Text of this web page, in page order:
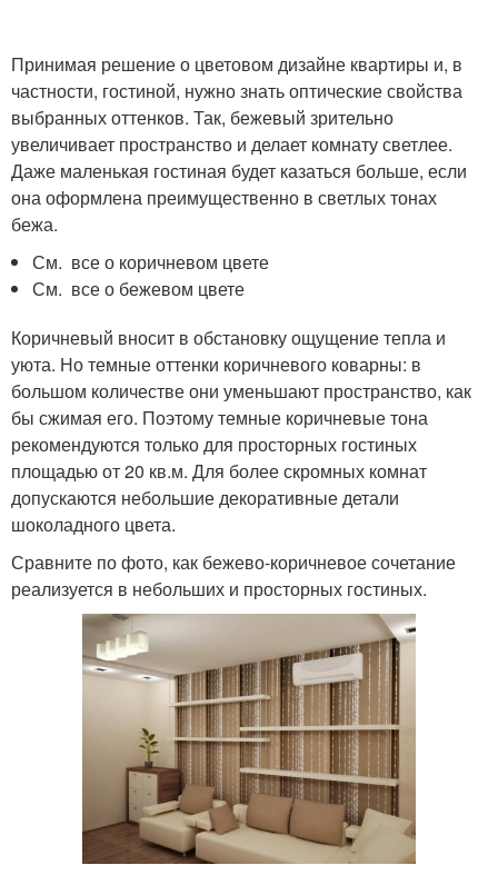
Принимая решение о цветовом дизайне квартиры и, в
частности, гостиной, нужно знать оптические свойства
выбранных оттенков. Так, бежевый зрительно
увеличивает пространство и делает комнату светлее.
Даже маленькая гостиная будет казаться больше, если
она оформлена преимущественно в светлых тонах
бежа.
См. все о коричневом цвете
См. все о бежевом цвете
Коричневый вносит в обстановку ощущение тепла и
уюта. Но темные оттенки коричневого коварны: в
большом количестве они уменьшают пространство, как
бы сжимая его. Поэтому темные коричневые тона
рекомендуются только для просторных гостиных
площадью от 20 кв.м. Для более скромных комнат
допускаются небольшие декоративные детали
шоколадного цвета.
Сравните по фото, как бежево-коричневое сочетание
реализуется в небольших и просторных гостиных.